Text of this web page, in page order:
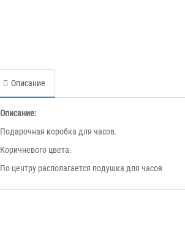
Описание
Описание:
Подарочная коробка для часов.
Коричневого цвета.
По центру располагается подушка для часов